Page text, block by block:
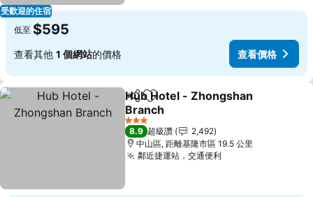
受歡迎的住宿
低至 $595
查看其他 1 個網站的價格 查看價格
分享 加入我的最愛
Hub Hotel - Zhongshan
Branch
查看價格
3 星級
8.9 超級讚
2,492
中山區, 距離基隆市區 19.5 公里
鄰近捷運站，交通便利